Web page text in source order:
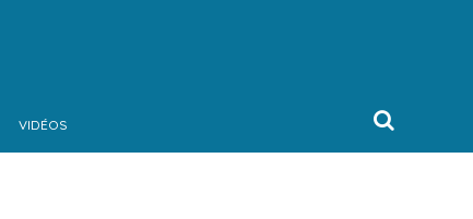
VIDÉOS